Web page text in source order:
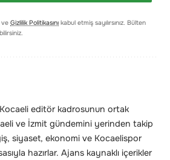
ve Gizlilik Politikasını kabul etmiş sayılırsınız. Bülten
editör kadrosunun ortak
ve İzmit gündemini yerinden takip
siyaset, ekonomi ve Kocaelispor
hazırlar. Ajans kaynaklı içerikler